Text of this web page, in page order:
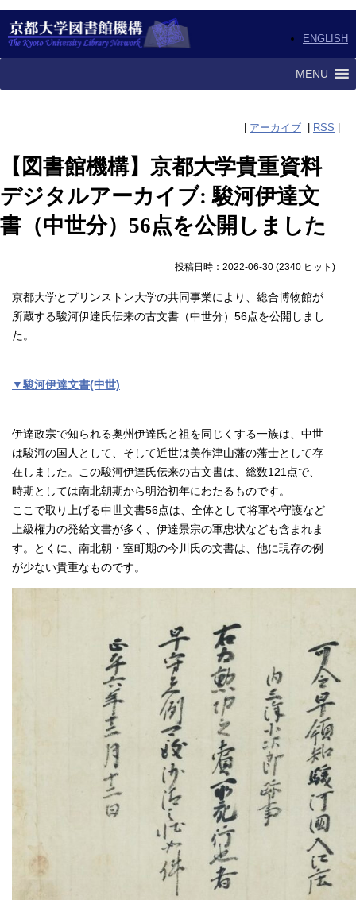
ENGLISH
MENU
アーカイブ RSS
【図書館機構】京都大学貴重資料
デジタルアーカイブ: 駿河伊達文
書（中世分）56点を公開しました
投稿日時：2022-06-30(2340 ヒット )
京都大学とプリンストン大学の共同事業により、総合博物館が
所蔵する駿河伊達氏伝来の古文書 （中世分）56点を公開しまし
た。
▼駿河伊達文書(中世)
伊達政宗で知られる奥州伊達氏と祖を同じくする一族は、中世
は駿河の国人として、そして近世は美作津山藩の藩士として存
在しました。この駿河伊達氏伝来の古文書は、総数121点で、
時期としては南北朝期から明治初年にわたるものです。
ここで取り上げる中世文書56点は、全体として将軍や守護など
上級権力の発給文書が多く、伊達景宗の軍忠状なども含まれま
す。とくに、南北朝・室町期の今川氏の文書は、他に現存の例
が少ない貴重なものです。